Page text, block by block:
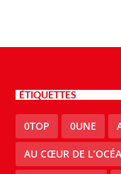
ÉTIQUETTES
0TOP 0UNE
AU CŒUR DE